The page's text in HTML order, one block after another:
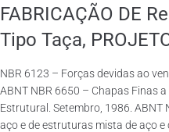
FABRICAÇÃO DE
Tipo Taça,
NBR 6123 – Forças devidas ao
ABNT NBR 6650 – Chapas Finas
Estrutural. Setembro, 1986.
aço e de estruturas mista de aço